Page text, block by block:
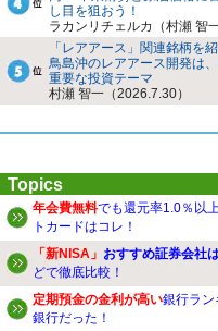
し目を狙おう！
ラカンリチェルカ（村瀬 智
「レアアース」関連銘柄を
鳥島沖のレアアース開発は
重要な投資テーマ
村瀬 智一（2026.7.30）
Topics
年会費無料でも還元率1.0％以
トカードはコレ！
「新NISA」 おすすめ証券会社
どで徹底比較！
定期預金の金利が高い銀行ラン
銀行だった！